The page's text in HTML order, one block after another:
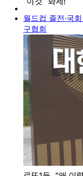
월드컵 졸전·국
구협회